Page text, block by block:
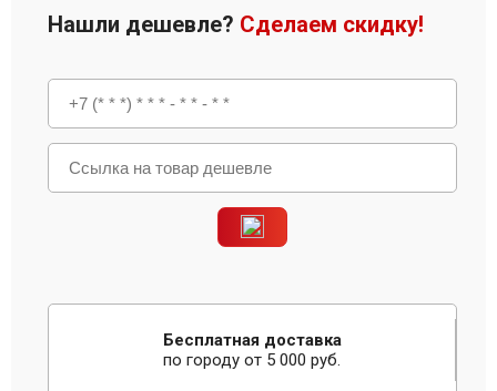
Нашли дешевле? Сделаем скидку!
Бесплатная доставка
по городу от 5 000 руб.